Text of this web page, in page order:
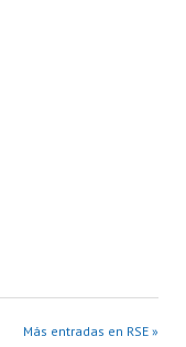
Más entradas en RSE »